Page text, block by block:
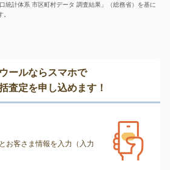
統計体系 市区町村データ 調査結果」（総務省）を基に
ールならスマホで
査定を申し込めます！
お客さま情報を入力（入力